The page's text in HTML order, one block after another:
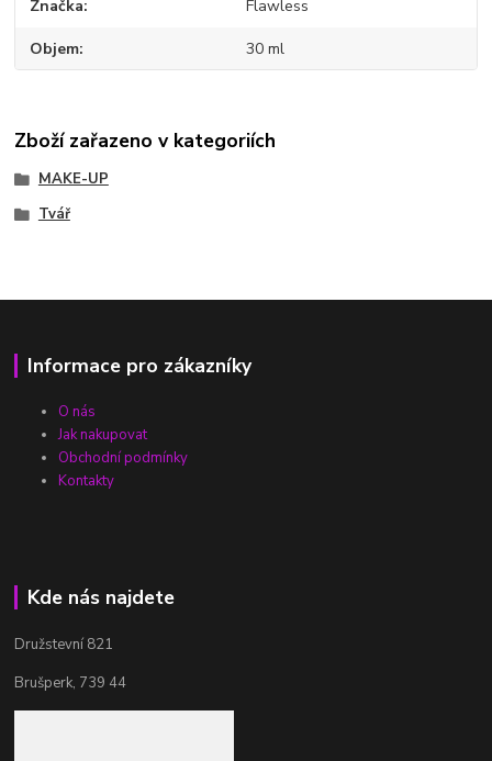
Značka Flawless
Objem 30 ml
Zboží zařazeno v kategoriích
MAKE-UP
Tvář
Informace pro zákazníky
O nás
Jak nakupovat
Obchodní podmínky
Kontakty
Kde nás najdete
Družstevní 821
Brušperk, 739 44